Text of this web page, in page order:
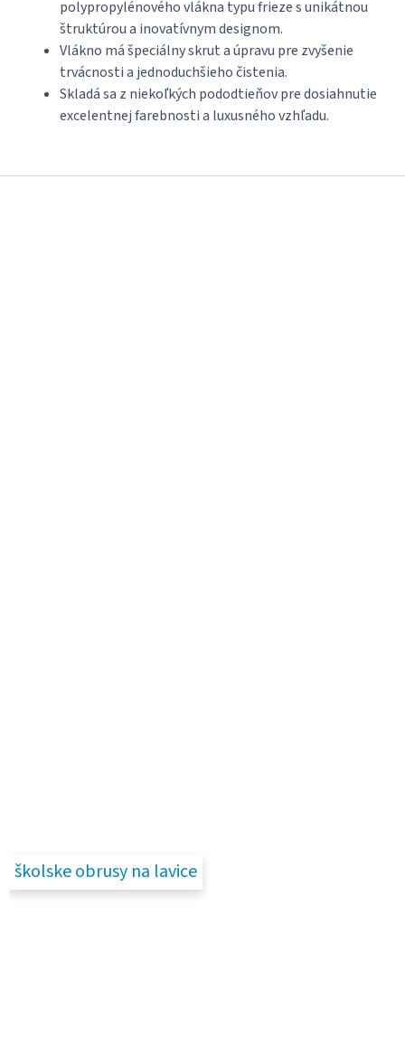
polypropylénového vlákna typu frieze s unikátnou
štruktúrou a inovatívnym designom.
Vlákno má špeciálny skrut a úpravu pre zvyšenie
trvácnosti a jednoduchšieho čistenia.
Skladá sa z niekoľkých pododtieňov pre dosiahnutie
excelentnej farebnosti a luxusného vzhľadu.
školske obrusy na lavice